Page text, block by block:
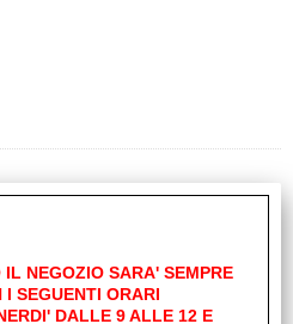
e veloce, grazie
NEGOZIO SARA' SEMPRE
I SEGUENTI ORARI
DALLE 9 ALLE 12 E